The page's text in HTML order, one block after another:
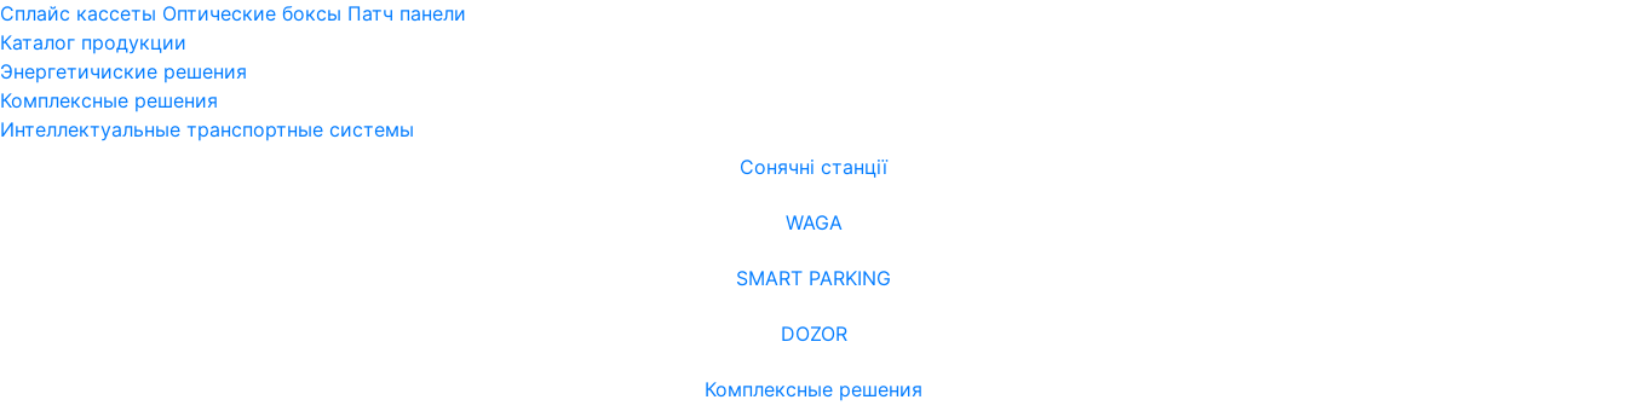
Сплайс кассеты Оптические боксы Патч панели
Каталог продукции
Энергетичиские решения
Комплексные решения
Интеллектуальные транспортные системы
Сонячні станції
WAGA
SMART PARKING
DOZOR
Комплексные решения